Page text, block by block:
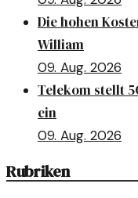
Die hohen
William
09. Aug. 2026
Telekom stellt
ein
09. Aug. 2026
Rubriken